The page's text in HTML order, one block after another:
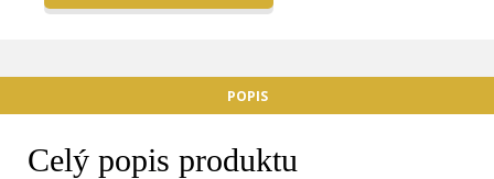
POPIS
Celý popis produktu